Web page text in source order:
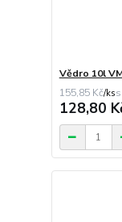
Vědro 10l
155,85 Kč/ks
128,80